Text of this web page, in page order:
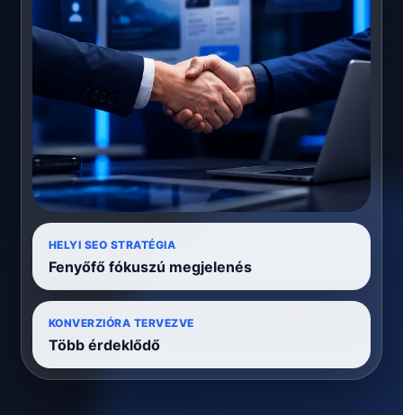
HELYI SEO STRATÉGIA
Fenyőfő fókuszú megjelenés
KONVERZIÓRA TERVEZVE
Több érdeklődő